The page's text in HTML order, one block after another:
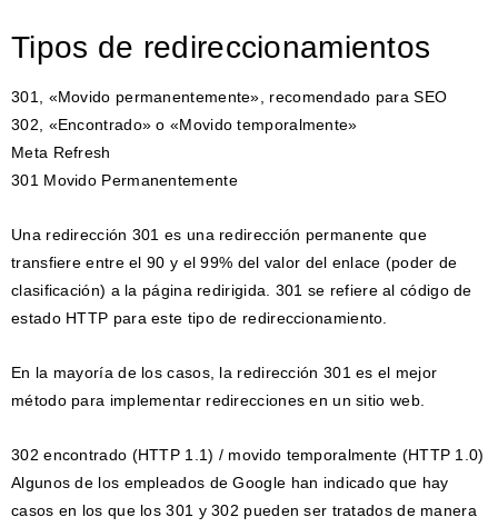
Tipos de redireccionamientos
301, «Movido permanentemente», recomendado para SEO
302, «Encontrado» o «Movido temporalmente»
Meta Refresh
301 Movido Permanentemente
Una redirección 301 es una redirección permanente que
transfiere entre el 90 y el 99% del valor del enlace (poder de
clasificación) a la página redirigida. 301 se refiere al código de
estado HTTP para este tipo de redireccionamiento.
En la mayoría de los casos, la redirección 301 es el mejor
método para implementar redirecciones en un sitio web.
302 encontrado (HTTP 1.1) / movido temporalmente (HTTP 1.0)
Algunos de los empleados de Google han indicado que hay
casos en los que los 301 y 302 pueden ser tratados de manera